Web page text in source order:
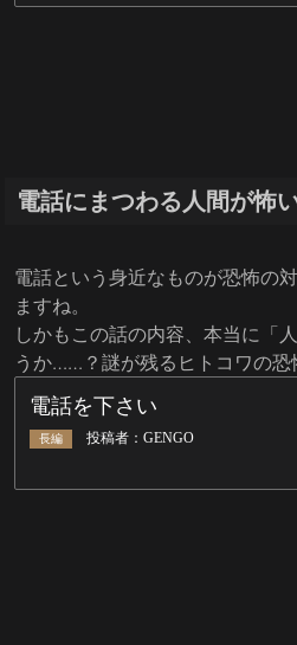
電話にまつわる人間が怖
電話という身近なものが恐怖の
ますね。
しかもこの話の内容、本当に「
うか……？謎が残るヒトコワの恐